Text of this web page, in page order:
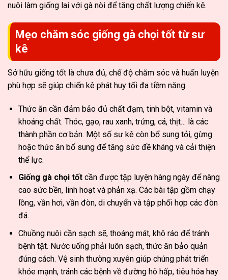
nuôi làm giống lai với gà nòi để tăng chất lượng chiến kê.
Mẹo chăm sóc giống gà chọi tốt từ sư
kê
Sở hữu giống tốt là chưa đủ, chế độ chăm sóc và huấn luyện
phù hợp sẽ giúp chiến kê phát huy tối đa tiềm năng.
Thức ăn cần đảm bảo đủ chất đạm, tinh bột, vitamin và
khoáng chất. Thóc, gạo, rau xanh, trứng, cá, thịt… là các
thành phần cơ bản. Một số sư kê còn bổ sung tỏi, gừng
hoặc thức ăn bổ sung để tăng sức đề kháng và cải thiện
thể lực.
Giống gà chọi tốt cần được tập luyện hàng ngày để nâng
cao sức bền, linh hoạt và phản xạ. Các bài tập gồm chạy
lồng, vần hơi, vần đòn, di chuyển và tập phối hợp các đòn
đá.
Chuồng nuôi cần sạch sẽ, thoáng mát, khô ráo để tránh
bệnh tật. Nước uống phải luôn sạch, thức ăn bảo quản
đúng cách. Vệ sinh thường xuyên giúp chúng phát triển
khỏe mạnh, tránh các bệnh về đường hô hấp, tiêu hóa hay